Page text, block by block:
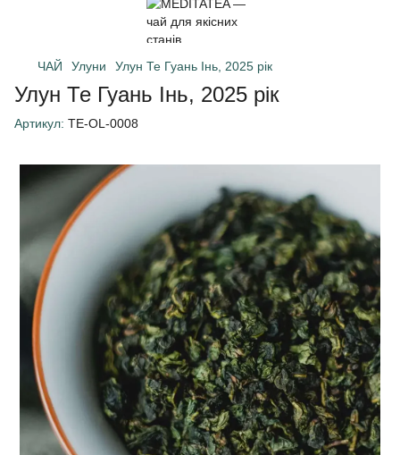
ЧАЙ Улуни Улун Те Гуань Інь, 2025 рік
Улун Те Гуань Інь, 2025 рік
Артикул: TE-OL-0008